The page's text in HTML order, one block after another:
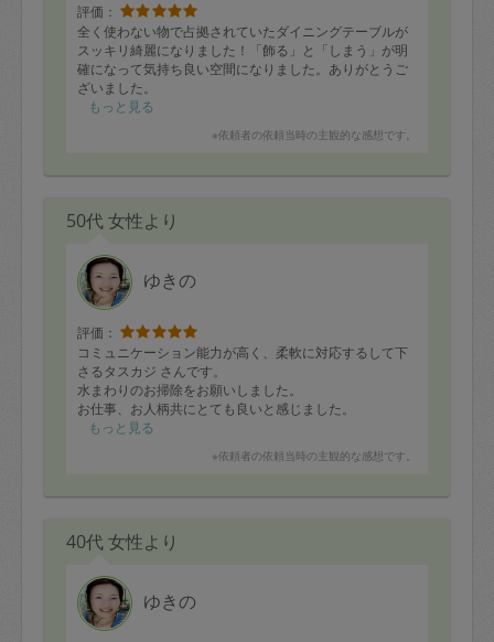
評価：
全く使わない物で占拠されていたダイニングテーブルが
スッキリ綺麗になりました！「飾る」と「しまう」が明
確になって気持ち良い空間になりました。ありがとうご
ざいました。
面でも安心できる方です。
特に良かったのが雑巾も用意していたいた中で除菌ウェ
す。ライフスタイルを察して下さるのが流石だと感じま
もっと見る
※依頼者の依頼当時の主観的な感想です。
50代 女性より
ゆきの
評価：
コミュニケーション能力が高く、柔軟に対応するして下
さるタスカジ さんです。
水まわりのお掃除をお願いしました。
お仕事、お人柄共にとても良いと感じました。
もっと見る
※依頼者の依頼当時の主観的な感想です。
40代 女性より
ゆきの